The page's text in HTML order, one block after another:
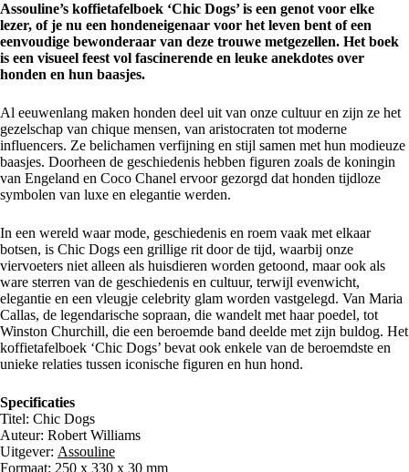
Assouline’s koffietafelboek ‘Chic Dogs’ is een genot voor elke
lezer, of je nu een hondeneigenaar voor het leven bent of een
eenvoudige bewonderaar van deze trouwe metgezellen. Het boek
is een visueel feest vol fascinerende en leuke anekdotes over
honden en hun baasjes.
Al eeuwenlang maken honden deel uit van onze cultuur en zijn ze het
gezelschap van chique mensen, van aristocraten tot moderne
influencers. Ze belichamen verfijning en stijl samen met hun modieuze
baasjes. Doorheen de geschiedenis hebben figuren zoals de koningin
van Engeland en Coco Chanel ervoor gezorgd dat honden tijdloze
symbolen van luxe en elegantie werden.
In een wereld waar mode, geschiedenis en roem vaak met elkaar
botsen, is Chic Dogs een grillige rit door de tijd, waarbij onze
viervoeters niet alleen als huisdieren worden getoond, maar ook als
ware sterren van de geschiedenis en cultuur, terwijl evenwicht,
elegantie en een vleugje celebrity glam worden vastgelegd. Van Maria
Callas, de legendarische sopraan, die wandelt met haar poedel, tot
Winston Churchill, die een beroemde band deelde met zijn buldog. Het
koffietafelboek ‘Chic Dogs’ bevat ook enkele van de beroemdste en
unieke relaties tussen iconische figuren en hun hond.
Specificaties
Titel: Chic Dogs
Auteur: Robert Williams
Uitgever: Assouline
Formaat: 250 x 330 x 30 mm